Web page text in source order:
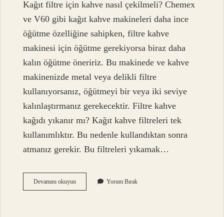
Kağıt filtre için kahve nasıl çekilmeli? Chemex
ve V60 gibi kağıt kahve makineleri daha ince
öğütme özelliğine sahipken, filtre kahve
makinesi için öğütme gerekiyorsa biraz daha
kalın öğütme öneririz. Bu makinede ve kahve
makinenizde metal veya delikli filtre
kullanıyorsanız, öğütmeyi bir veya iki seviye
kalınlaştırmanız gerekecektir. Filtre kahve
kağıdı yıkanır mı? Kağıt kahve filtreleri tek
kullanımlıktır. Bu nedenle kullandıktan sonra
atmanız gerekir. Bu filtreleri yıkamak…
Devamını okuyunFiltre
Kahve
Yorum Bırak